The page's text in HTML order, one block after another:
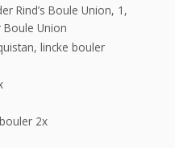
Rind’s Boule Union, 1,
Boule Union
lincke bouler
2x